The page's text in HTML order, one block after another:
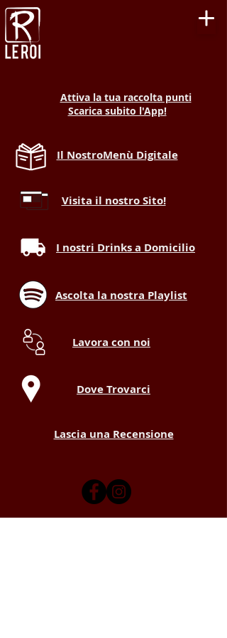
Attiva la tua raccolta punti
Scarica subito l'App!
Il NostroMenù Digitale
Visita il nostro Sito!
I nostri Drinks a Domicilio
Ascolta la nostra Playlist
Lavora con noi
Dove Trovarci
Lascia una Recensione
Realizzato daDuilio Bello